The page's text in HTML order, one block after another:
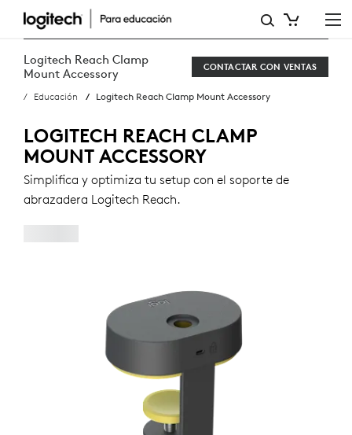
LOGITECH
REACH
CLAMP
MOUNT
ACCESSORY
Logitech Reach Clamp
Mount Accessory
CONTACTAR CON VENTAS
Educación Logitech Reach Clamp Mount Accessory
LOGITECH REACH CLAMP
MOUNT ACCESSORY
Simplifica y optimiza tu setup con el soporte de
abrazadera Logitech Reach.